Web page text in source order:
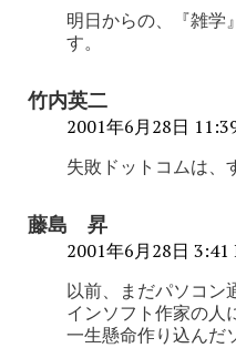
明日からの、『雑学
す。
竹内英二
2001年6月28日
失敗ドットコムは、
藤島 昇
2001年6月28日 3:41
以前、まだパソコン
インソフト作家の人
一生懸命作り込んだ